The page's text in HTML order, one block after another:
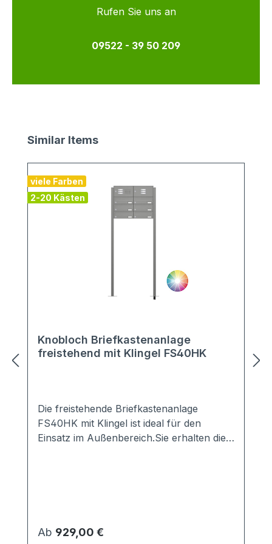
Rufen Sie uns an
09522 - 39 50 209
Produktgalerie überspringen
Similar Items
viele Farben
2-20 Kästen
Knobloch Briefkastenanlage
freistehend mit Klingel FS40HK
Die freistehende Briefkastenanlage
FS40HK mit Klingel ist ideal für den
Einsatz im Außenbereich.Sie erhalten die
den aktuellen Vorschriften gemäß EN
13724 genormt.Lieferung erfolgt komplett
Regulärer Preis:
Ab 929,00 €